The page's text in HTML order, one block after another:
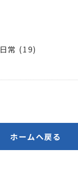
日常 (19)
ホームへ戻る